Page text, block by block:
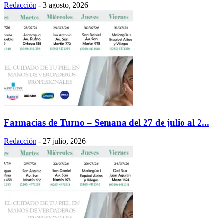
Redacción - 3 agosto, 2026
Farmacias de Turno – Semana del 27 de julio al 2...
Redacción - 27 julio, 2026